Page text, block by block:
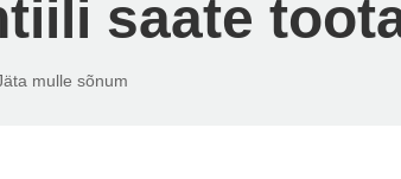
saate
mulle sõnum